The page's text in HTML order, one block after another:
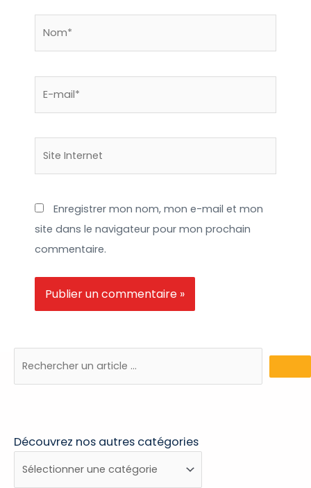
Enregistrer mon nom, mon e-mail et mon
site dans le navigateur pour mon prochain
commentaire.
Découvrez nos autres catégories